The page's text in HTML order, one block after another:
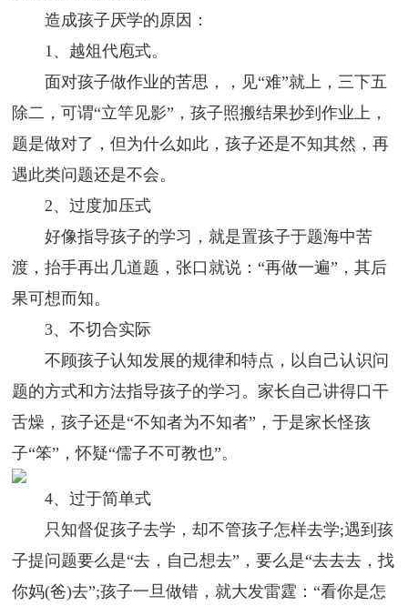
造成孩子厌学的原因：
1、越俎代庖式。
面对孩子做作业的苦思，，见“难”就上，三下五
除二，可谓“立竿见影”，孩子照搬结果抄到作业上，
题是做对了，但为什么如此，孩子还是不知其然，再
遇此类问题还是不会。
2、过度加压式
好像指导孩子的学习，就是置孩子于题海中苦
渡，抬手再出几道题，张口就说：“再做一遍”，其后
果可想而知。
3、不切合实际
不顾孩子认知发展的规律和特点，以自己认识问
题的方式和方法指导孩子的学习。家长自己讲得口干
舌燥，孩子还是“不知者为不知者”，于是家长怪孩
子“笨”，怀疑“儒子不可教也”。
4、过于简单式
只知督促孩子去学，却不管孩子怎样去学;遇到孩
子提问题要么是“去，自己想去”，要么是“去去去，找
你妈(爸)去”;孩子一旦做错，就大发雷霆：“看你是怎